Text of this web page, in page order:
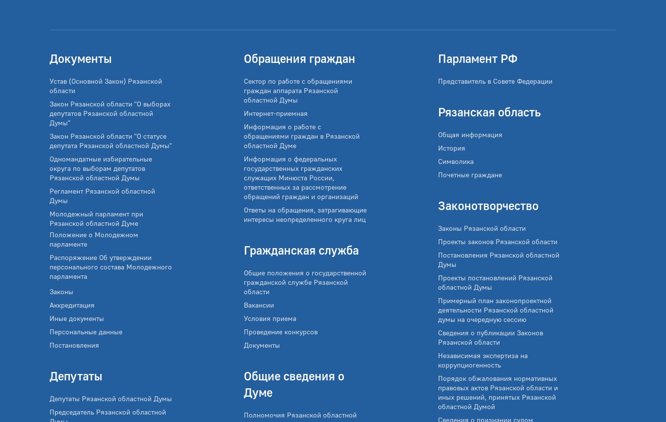
Документы
Устав (Основной Закон) Рязанской
области
Закон Рязанской области "О выборах
депутатов Рязанской областной
Думы"
Закон Рязанской области "О статусе
депутата Рязанской областной Думы"
Одномандатные избирательные
округа по выборам депутатов
Рязанской областной Думы
Регламент Рязанской областной
Думы
Молодежный парламент при
Рязанской областной Думе
Положение о Молодежном
парламенте
Распоряжение Об утверждении
персонального состава Молодежного
парламента
Законы
Аккредитация
Иные документы
Персональные данные
Постановления
Депутаты
Депутаты Рязанской областной Думы
Председатель Рязанской областной
Обращения граждан
Сектор по работе с обращениями
граждан аппарата Рязанской
областной Думы
Интернет-приемная
Информация о работе с
обращениями граждан в Рязанской
областной Думе
Информация о федеральных
государственных гражданских
служащих Минюста России,
ответственных за рассмотрение
обращений граждан и организаций
Ответы на обращения, затрагивающие
интересы неопределенного круга лиц
Гражданская служба
Общие положения о государственной
гражданской службе Рязанской
области
Вакансии
Условия приема
Проведение конкурсов
Документы
Общие сведения о
Думе
Полномочия Рязанской областной
Парламент РФ
Представитель в Совете Федерации
Рязанская область
Общая информация
История
Символика
Почетные граждане
Законотворчество
Законы Рязанской области
Проекты законов Рязанской области
Постановления Рязанской областной
Думы
Проекты постановлений Рязанской
областной Думы
Примерный план законопроектной
деятельности Рязанской областной
думы на очередную сессию
Сведения о публикации Законов
Рязанской области
Независимая экспертиза на
коррупциогенность
Порядок обжалования нормативных
правовых актов Рязанской области и
иных решений, принятых Рязанской
областной Думой
Сведения о признании судом